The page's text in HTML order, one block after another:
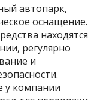
автопарк,
оснащение.
находятся
регулярно
и
у компании